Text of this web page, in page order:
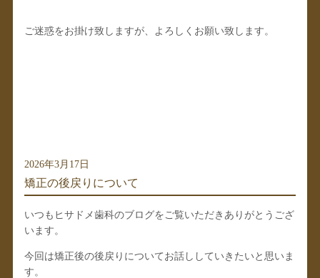
ご迷惑をお掛け致しますが、よろしくお願い致します。
2026年3月17日
矯正の後戻りについて
いつもヒサドメ歯科のブログをご覧いただきありがとうござ
います。
今回は矯正後の後戻りについてお話ししていきたいと思いま
す。